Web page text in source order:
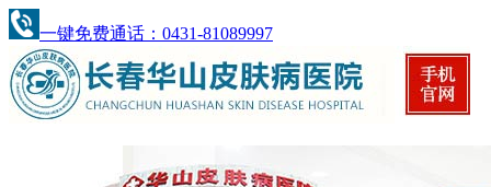
一键免费通话：0431-81089997